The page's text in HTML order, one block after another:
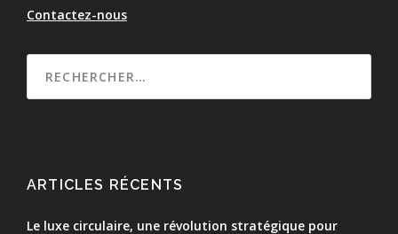
Contactez-nous
ARTICLES RÉCENTS
Le luxe circulaire, une révolution stratégique pour